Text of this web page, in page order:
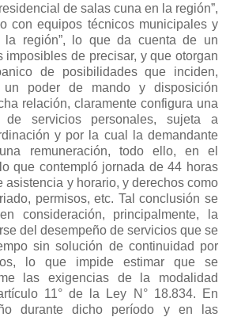
de salas cuna en la región”,
con equipos técnicos municipales y
la región”, lo que da cuenta de un
imposibles de precisar, y que otorgan
de posibilidades que inciden,
un poder de mando y disposición
relación, claramente configura una
de servicios personales, sujeta a
y por la cual la demandante
remuneración, todo ello, en el
que contempló jornada de 44 horas
asistencia y horario, y derechos como
permisos, etc. Tal conclusión se
consideración, principalmente, la
del desempeño de servicios que se
sin solución de continuidad por
lo que impide estimar que se
las exigencias de la modalidad
11° de la Ley N° 18.834. En
durante dicho período y en las